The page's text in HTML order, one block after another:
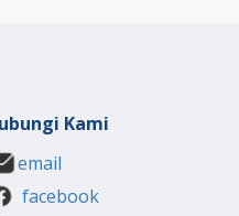
Kami
email
facebook